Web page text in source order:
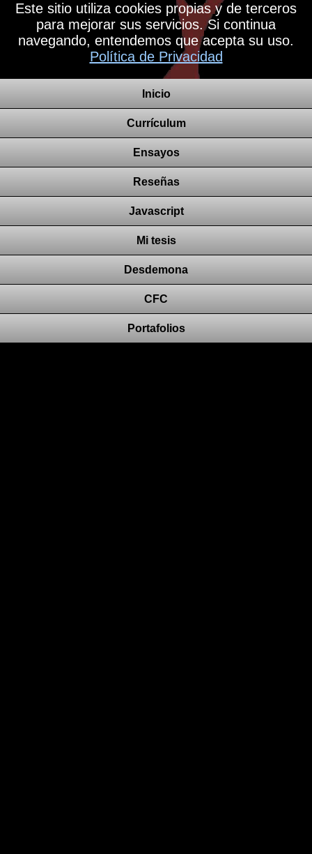
Este sitio utiliza cookies propias y de terceros
para mejorar sus servicios. Si continua
navegando, entendemos que acepta su uso.
Política de Privacidad
Inicio
Currículum
Ensayos
Reseñas
Javascript
Mi tesis
Desdemona
CFC
Portafolios